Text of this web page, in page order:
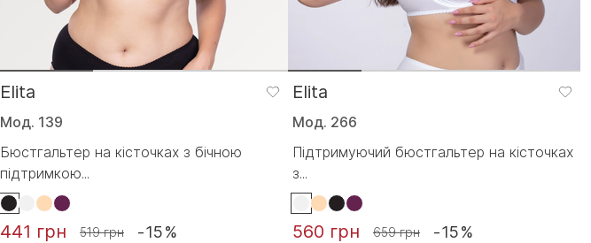
Elita
Мод. 139
Бюстгальтер на кісточках з бічною
підтримкою...
441 грн 519 грн -15%
Elita
Мод. 266
Підтримуючий бюстгальтер на кісточках
з...
560 грн 659 грн -15%